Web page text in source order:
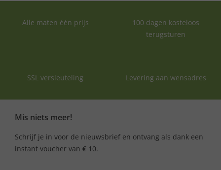
Alle maten één prijs
100 dagen kosteloos
terugsturen
SSL versleuteling Levering aan wensadres
Mis niets meer!
Schrijf je in voor de nieuwsbrief en ontvang als dank een
instant voucher van € 10.